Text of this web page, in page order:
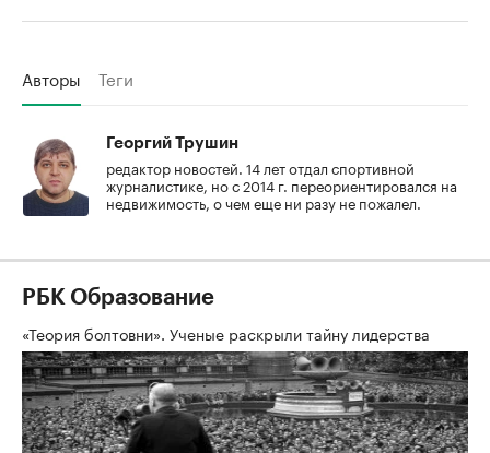
Авторы Теги
Георгий Трушин
редактор новостей. 14 лет отдал спортивной
журналистике, но с 2014 г. переориентировался на
недвижимость, о чем еще ни разу не пожалел.
РБК Образование
«Теория болтовни». Ученые раскрыли тайну лидерства